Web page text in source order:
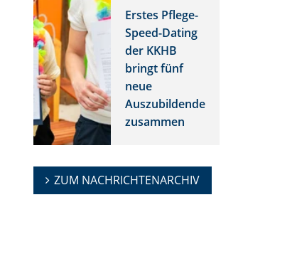
Erstes Pflege-
Speed-Dating
der KKHB
bringt fünf
neue
Auszubildende
zusammen
ZUM NACHRICHTENARCHIV